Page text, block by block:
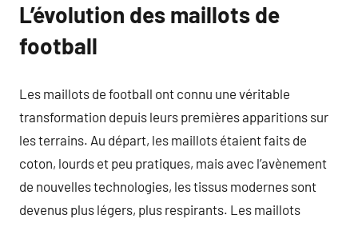
L’évolution des maillots de
football
Les maillots de football ont connu une véritable
transformation depuis leurs premières apparitions sur
les terrains. Au départ, les maillots étaient faits de
coton, lourds et peu pratiques, mais avec l’avènement
de nouvelles technologies, les tissus modernes sont
devenus plus légers, plus respirants. Les maillots